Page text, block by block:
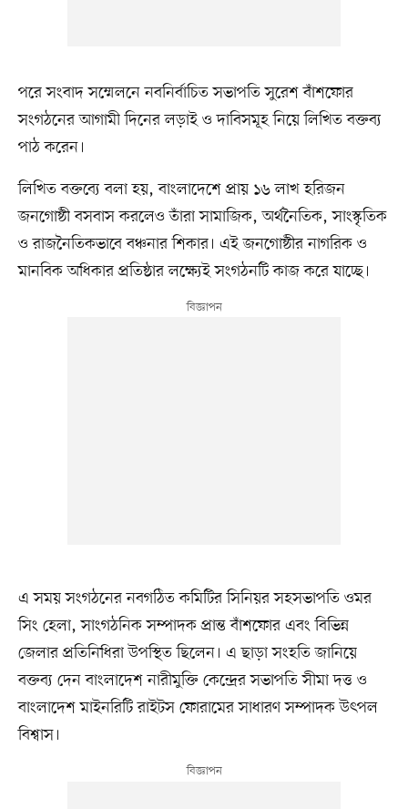
পরে সংবাদ সম্মেলনে নবনির্বাচিত সভাপতি সুরেশ বাঁশফোর
সংগঠনের আগামী দিনের লড়াই ও দাবিসমূহ নিয়ে লিখিত বক্তব্য
পাঠ করেন।
লিখিত বক্তব্যে বলা হয়, বাংলাদেশে প্রায় ১৬ লাখ হরিজন
জনগোষ্ঠী বসবাস করলেও তাঁরা সামাজিক, অর্থনৈতিক, সাংস্কৃতিক
ও রাজনৈতিকভাবে বঞ্চনার শিকার। এই জনগোষ্ঠীর নাগরিক ও
মানবিক অধিকার প্রতিষ্ঠার লক্ষ্যেই সংগঠনটি কাজ করে যাচ্ছে।
এ সময় সংগঠনের নবগঠিত কমিটির সিনিয়র সহসভাপতি ওমর
সিং হেলা, সাংগঠনিক সম্পাদক প্রান্ত বাঁশফোর এবং বিভিন্ন
জেলার প্রতিনিধিরা উপস্থিত ছিলেন। এ ছাড়া সংহতি জানিয়ে
বক্তব্য দেন বাংলাদেশ নারীমুক্তি কেন্দ্রের সভাপতি সীমা দত্ত ও
বাংলাদেশ মাইনরিটি রাইটস ফোরামের সাধারণ সম্পাদক উৎপল
বিশ্বাস।